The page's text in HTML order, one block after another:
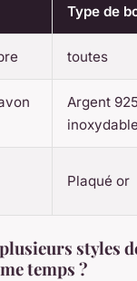
Type de
toutes
Argent
inoxydable
Plaqué or
styles
temps ?